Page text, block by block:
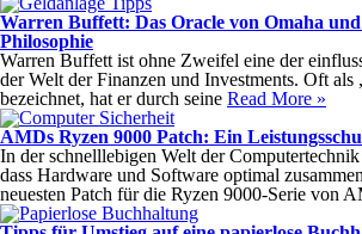
Warren Buffett: Das Oracle von Omaha
Philosophie
Warren Buffett ist ohne Zweifel eine der
der Welt der Finanzen und Investments. Oft als
bezeichnet, hat er durch seine Read More »
AMDs Ryzen 9000 Patch: Ein
In der schnelllebigen Welt der Computertechnik
dass Hardware und Software optimal
neuesten Patch für die Ryzen 9000-Serie von